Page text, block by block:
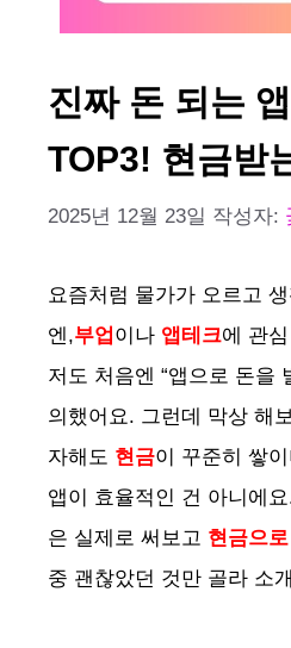
진짜 돈 되는
TOP3! 현금받
2025년 12월 23일 작성자:
요즘처럼 물가가 오르고
엔,부업 이나 앱테크에 관
저도 처음엔 “앱으로 돈을
의했어요. 그런데 막상 해
자해도 현금이 꾸준히 쌓
앱이 효율적인 건 아니에
은 실제로 써보고 현금으
중 괜찮았던 것만 골라 소